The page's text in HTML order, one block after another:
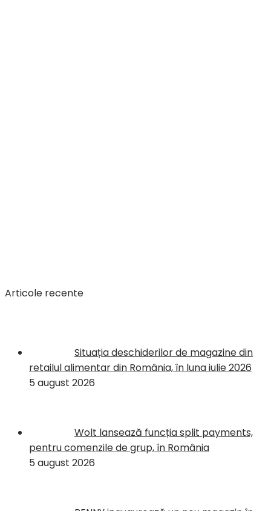
Articole recente
Situația deschiderilor de magazine din
retailul alimentar din România, în luna iulie 2026
5 august 2026
Wolt lansează funcția split payments,
pentru comenzile de grup, în România
5 august 2026